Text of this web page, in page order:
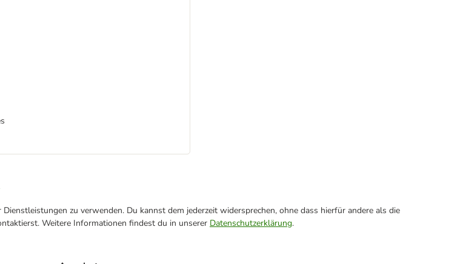
zu verwenden. Du kannst dem jederzeit widersprechen, ohne dass hierfür andere als die
Weitere Informationen findest du in unserer Datenschutzerklärung.